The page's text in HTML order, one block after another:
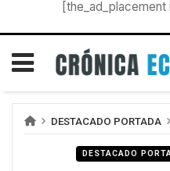
DESTACADO PORTADA
DESTACADO